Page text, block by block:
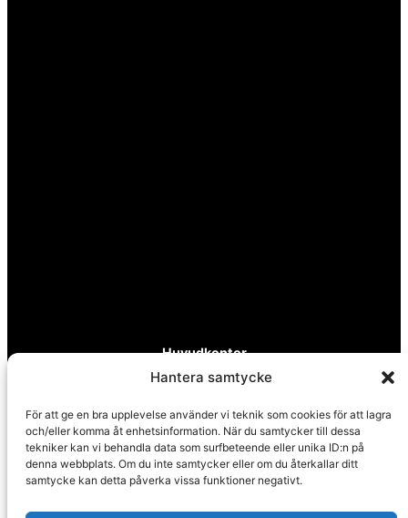
Hantera samtycke
För att ge en bra upplevelse använder vi teknik som cookies för att lagra
och/eller komma åt enhetsinformation. När du samtycker till dessa
tekniker kan vi behandla data som surfbeteende eller unika ID:n på
denna webbplats. Om du inte samtycker eller om du återkallar ditt
samtycke kan detta påverka vissa funktioner negativt.
Huvudkontor
Calle Pintada 50
Malaga
Spanien